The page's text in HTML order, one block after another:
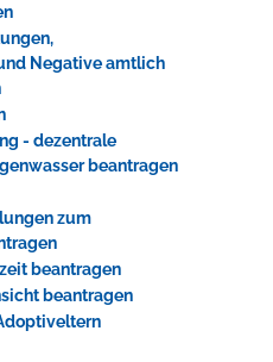
das rauschende Meer im
pure Entspannung auf der
Negative amtlich
- dezentrale
beantragen
zum
beantragen
beantragen